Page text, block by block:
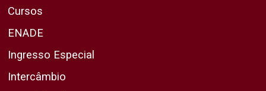
Cursos
ENADE
Ingresso Especial
Intercâmbio